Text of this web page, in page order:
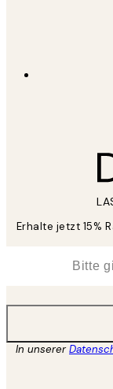
Erhalte jetzt 15%
In unserer